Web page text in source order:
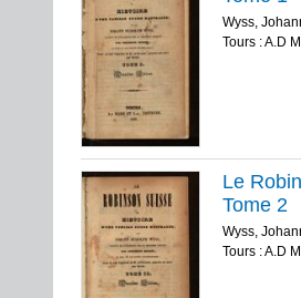
Wyss,
Tours : A.D
Le
Tome 2
Wyss,
Tours : A.D